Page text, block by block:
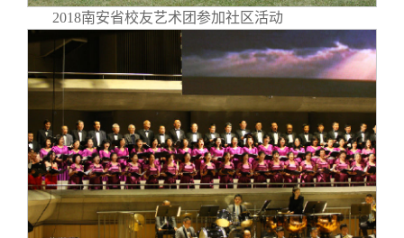
2018南安省校友艺术团参加社区活动